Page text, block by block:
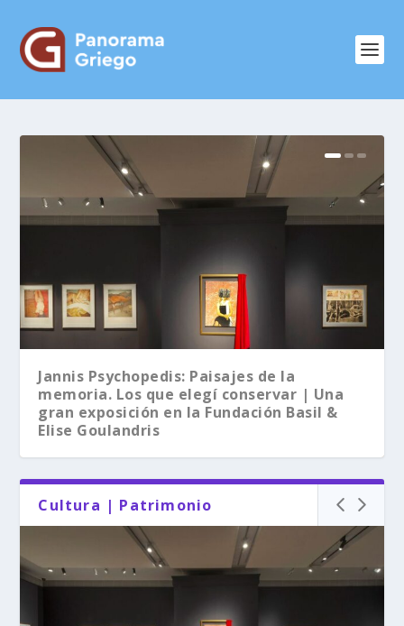
Jannis Psychopedis: Paisajes de la
memoria. Los que elegí conservar | Una
gran exposición en la Fundación Basil &
Elise Goulandris
Cultura | Patrimonio